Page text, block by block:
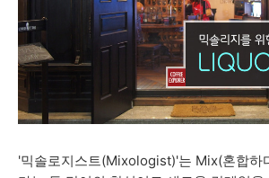
'믹솔로지스트(Mixologist)'는 Mix(혼합하